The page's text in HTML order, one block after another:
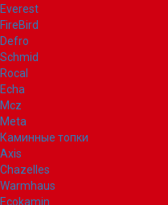
Everest
FireBird
Defro
Schmid
Rocal
Echa
Mcz
Meta
Каминные топки
Axis
Chazelles
Warmhaus
Ecokamin